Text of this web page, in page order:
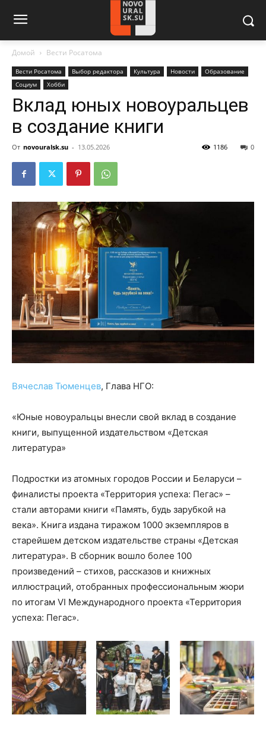
Домой Вести Росатома
Вести Росатома Выбор редактора Культура Новости
Образование
Социум
Хобби
Вклад юных новоуральцев
в создание книги
От novouralsk.su - 13.05.2026 0
1186
Вячеслав Тюменцев, Глава НГО:
«Юные новоуральцы внесли свой вклад в создание
книги, выпущенной издательством «Детская
литература»
Подростки из атомных городов России и Беларуси –
финалисты проекта «Территория успеха: Пегас» –
стали авторами книги «Память, будь зарубкой на
века». Книга издана тиражом 1000 экземпляров в
старейшем детском издательстве страны «Детская
литература». В сборник вошло более 100
произведений – стихов, рассказов и книжных
иллюстраций, отобранных профессиональным жюри
по итогам VI Международного проекта «Территория
успеха: Пегас».